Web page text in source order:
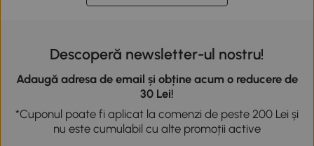
Descoperă newsletter-ul nostru!
Adaugă adresa de email și obține acum o reducere de
30 Lei!
*Cuponul poate fi aplicat la comenzi de peste 200 Lei și
nu este cumulabil cu alte promoții active